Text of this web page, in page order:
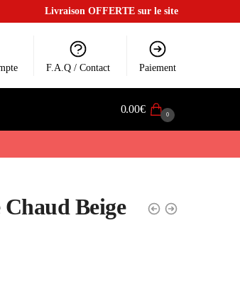
Livraison OFFERTE sur le site
F.A.Q / Contact Paiement
0.00€ 0
Beige